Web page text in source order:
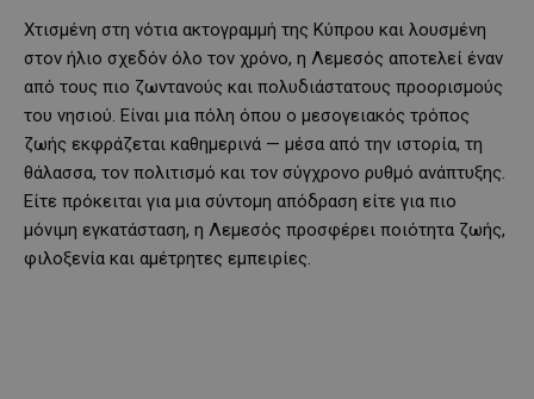
Χτισμένη στη νότια ακτογραμμή της Κύπρου και λουσμένη
στον ήλιο σχεδόν όλο τον χρόνο, η Λεμεσός αποτελεί έναν
από τους πιο ζωντανούς και πολυδιάστατους προορισμούς
του νησιού. Είναι μια πόλη όπου ο μεσογειακός τρόπος
ζωής εκφράζεται καθημερινά — μέσα από την ιστορία, τη
θάλασσα, τον πολιτισμό και τον σύγχρονο ρυθμό ανάπτυξης.
Είτε πρόκειται για μια σύντομη απόδραση είτε για πιο
μόνιμη εγκατάσταση, η Λεμεσός προσφέρει ποιότητα ζωής,
φιλοξενία και αμέτρητες εμπειρίες.